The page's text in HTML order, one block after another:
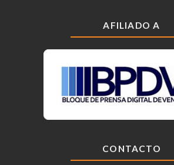
AFILIADO A
CONTACTO